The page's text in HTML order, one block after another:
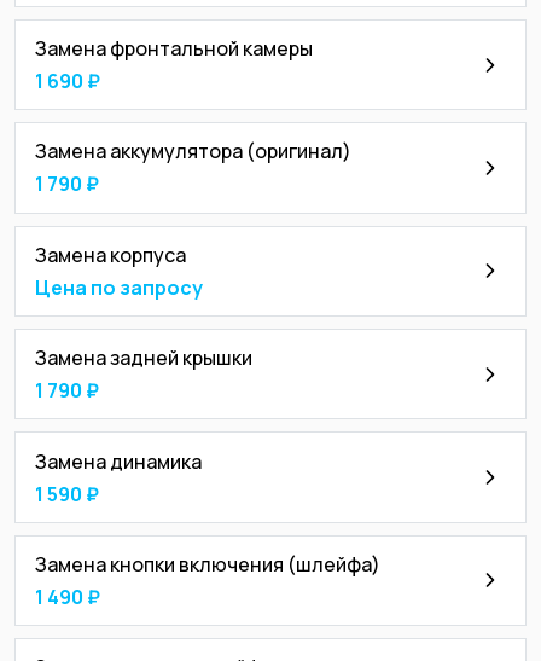
Замена фронтальной камеры
1 690 ₽
Замена аккумулятора (оригинал)
1 790 ₽
Замена корпуса
Цена по запросу
Замена задней крышки
1 790 ₽
Замена динамика
1 590 ₽
Замена кнопки включения (шлейфа)
1 490 ₽